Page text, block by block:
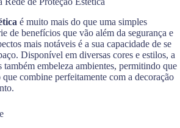
é muito mais do que uma simples
de benefícios que vão além da segurança e
mais notáveis é a sua capacidade de se
Disponível em diversas cores e estilos, a
também embeleza ambientes, permitindo que
combine perfeitamente com a decoração